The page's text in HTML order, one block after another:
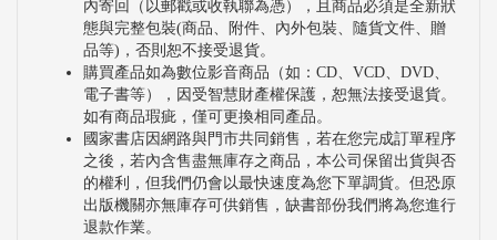
內寄回（以郵戳或收執聯為憑），且商品必須是全新狀
態與完整包裝(商品、附件、內外包裝、隨貨文件、贈
品等)，否則恕不接受退貨。
購買產品如為數位影音商品（如：CD、VCD、DVD、
電子書等），因受智慧財產權保護，恕無法接受退貨。
如有商品瑕疵，僅可更換相同產品。
國家書店因網路與門市共同銷售，若在您完成訂單程序
之後，若內含售盡無庫存之商品，本公司保留出貨與否
的權利，但我們仍會以最快速度為您下單調貨。但恐原
出版機關亦無庫存可供銷售，缺書部份我們將為您進行
退款作業。